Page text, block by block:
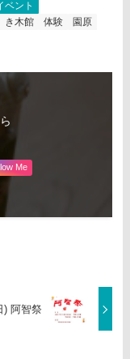
ベント
き木館 体験
園原
Me
) 阿智祭